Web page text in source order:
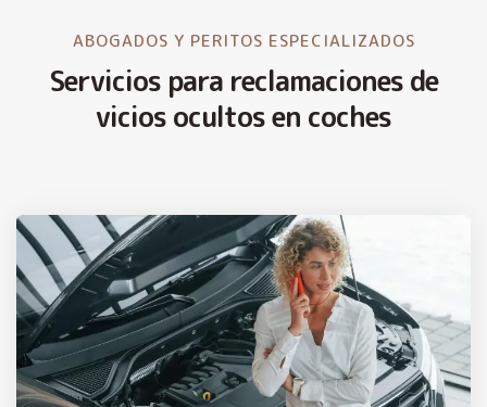
ABOGADOS Y PERITOS ESPECIALIZADOS
Servicios para reclamaciones de
vicios ocultos en coches